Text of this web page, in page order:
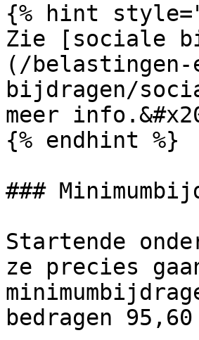
{% hint
Zie [sociale
(/
bijdragen/
meer
{% endhint %}
###
Startende
ze precies
bedragen